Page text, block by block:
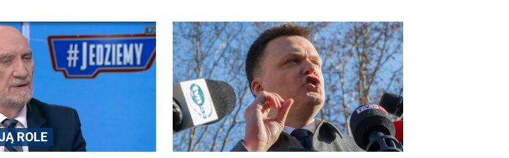
kiedy ruscy kolaboranci
Przypominamy kim tak
ROLE